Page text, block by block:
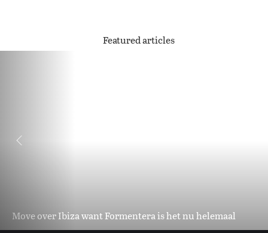
Featured articles
Move over Ibiza want Formentera is het nu helemaal